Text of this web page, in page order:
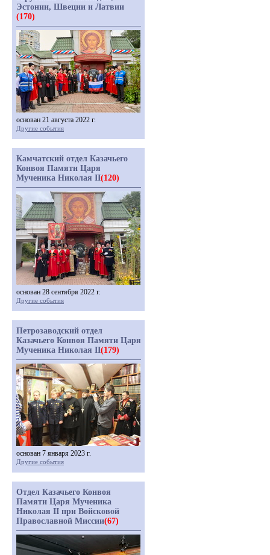
Эстонии, Швеции и Латвии
(170)
основан 21 августа 2022 г.
Другие события
Камчатский отдел Казачьего
Конвоя Памяти Царя
Мученика Николая II(120)
основан 28 сентября 2022 г.
Другие события
Петрозаводский отдел
Казачьего Конвоя Памяти Царя
Мученика Николая II(179)
основан 7 января 2023 г.
Другие события
Отдел Казачьего Конвоя
Памяти Царя Мученика
Николая II при Войсковой
Православной Миссии(67)